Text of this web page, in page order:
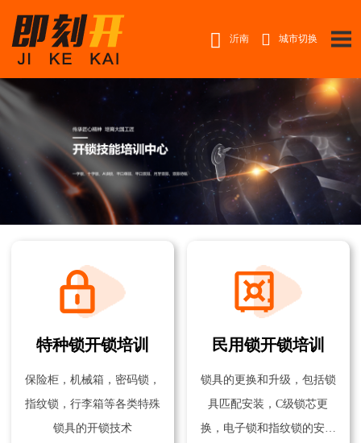
 沂南  城市切换
特种锁开锁培训
保险柜，机械箱，密码锁，
指纹锁，行李箱等各类特殊
锁具的开锁技术
民用锁开锁培训
锁具的更换和升级，包括锁
具匹配安装，C级锁芯更
换，电子锁和指纹锁的安装